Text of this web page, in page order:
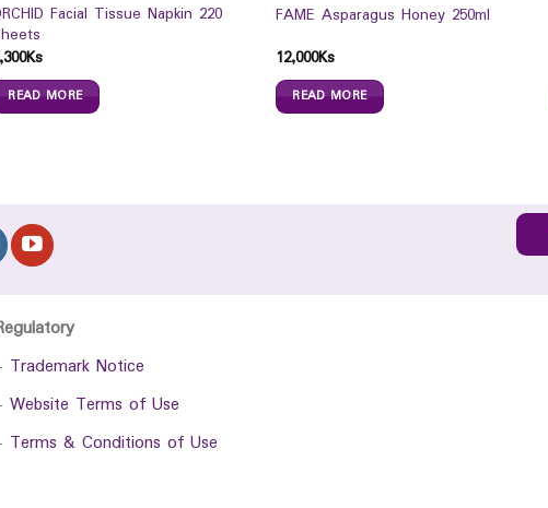
Facial Tissue Napkin 220
Ks
READ MORE
FAME Asparagus Honey 250ml
12,000Ks
READ MORE
Trademark Notice
Website Terms of Use
Terms & Conditions of Use